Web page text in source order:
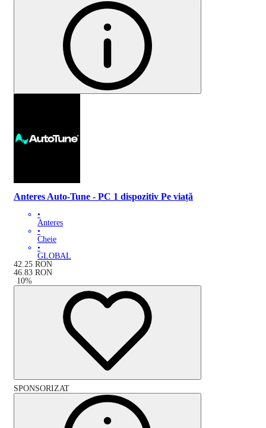
Anteres Auto-Tune - PC 1 dispozitiv Pe viață
•
Anteres
•
Cheie
•
GLOBAL
42.25 RON
46.83 RON
-10%
SPONSORIZAT